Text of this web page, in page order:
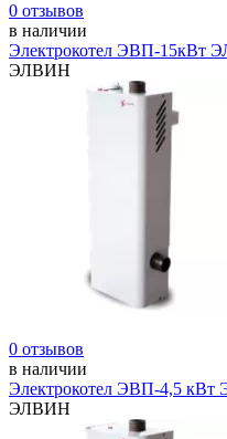
0 отзывов
в наличии
Электрокотел ЭВП-15кВт
ЭЛВИН
0 отзывов
в наличии
Электрокотел ЭВП-4,5 кВт
ЭЛВИН